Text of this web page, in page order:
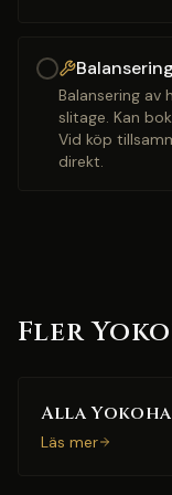
Balansering
Balansering av
slitage. Kan
Vid köp
direkt.
Fler
Alla
Läs mer